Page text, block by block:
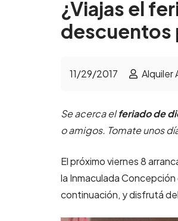
¿Viajas el
descuentos
11/29/2017 Alquiler
Se acerca elferiado de
o amigos. Tomate unos
El próximo viernes 8
la Inmaculada
continuación, y disfrutá